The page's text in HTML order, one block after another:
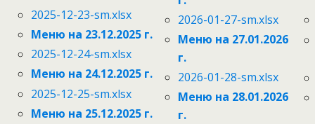
2025-12-23-sm.xlsx
Меню на 23.12.2025 г.
2025-12-24-sm.xlsx
Меню на 24.12.2025 г.
2025-12-25-sm.xlsx
Меню на 25.12.2025 г.
2026-01-27-sm.xlsx
Меню на 27.01.2026
г.
2026-01-28-sm.xlsx
Меню на 28.01.2026
г.